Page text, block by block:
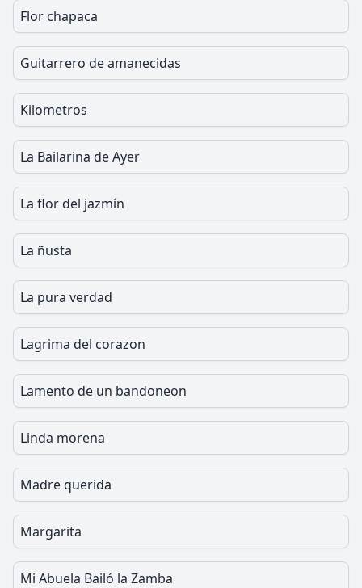
Flor chapaca
Guitarrero de amanecidas
Kilometros
La Bailarina de Ayer
La flor del jazmín
La ñusta
La pura verdad
Lagrima del corazon
Lamento de un bandoneon
Linda morena
Madre querida
Margarita
Mi Abuela Bailó la Zamba